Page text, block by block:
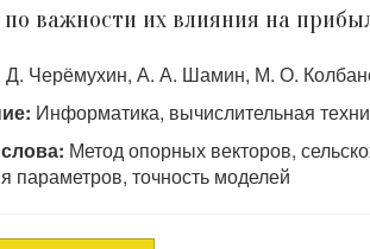
важности их влияния на
Д. Черёмухин, А. А. Шамин, М. О.
Информатика, вычислительная
Метод опорных векторов,
параметров, точность моделей